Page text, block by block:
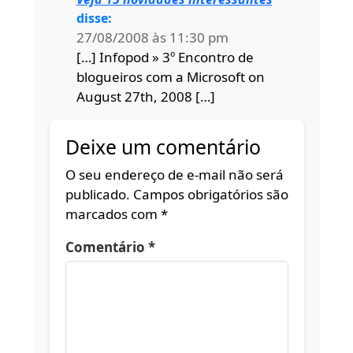
disse:
27/08/2008 às 11:30 pm
[…] Infopod » 3º Encontro de
blogueiros com a Microsoft on
August 27th, 2008 […]
Deixe um comentário
O seu endereço de e-mail não será
publicado. Campos obrigatórios são
marcados com *
Comentário *